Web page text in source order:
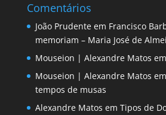
Comentários
João Prudenteem Francisco
memoriam – Maria José de
Mouseion | Alexandre Matos em
Mouseion | Alexandre Matos em
tempos de musas
Alexandre Matos em Tipos de